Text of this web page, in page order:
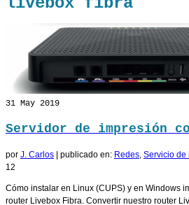
31 May 2019
Servidor de impresión
por J. Carlos publicado en: Redes, Servicio de
12
Cómo instalar en Linux (CUPS) y en Windows
router Livebox Fibra. Convertir nuestro router